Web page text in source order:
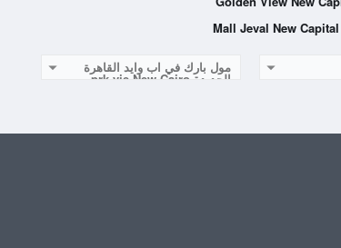
مول بارك في اب وايد القاهرة
الجديدة prk vie New Cairo